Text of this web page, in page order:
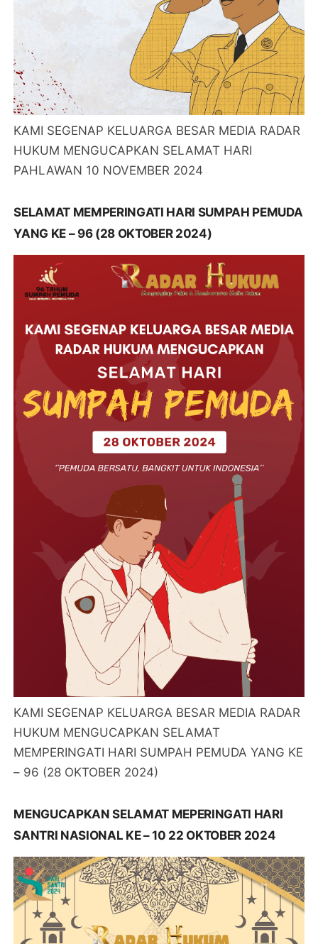
KAMI SEGENAP KELUARGA BESAR MEDIA RADAR
HUKUM MENGUCAPKAN SELAMAT HARI
PAHLAWAN 10 NOVEMBER 2024
SELAMAT MEMPERINGATI HARI SUMPAH PEMUDA
YANG KE – 96 (28 OKTOBER 2024)
KAMI SEGENAP KELUARGA BESAR MEDIA RADAR
HUKUM MENGUCAPKAN SELAMAT
MEMPERINGATI HARI SUMPAH PEMUDA YANG KE
– 96 (28 OKTOBER 2024)
MENGUCAPKAN SELAMAT MEPERINGATI HARI
SANTRI NASIONAL KE – 10 22 OKTOBER 2024